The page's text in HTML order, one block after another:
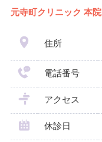
元寺町クリニック 本院
住所
電話番号
アクセス
休診日